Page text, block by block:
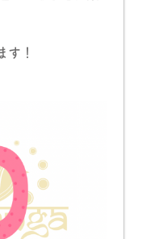
す！